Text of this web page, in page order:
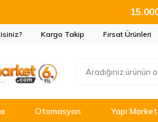
Kargo Takip Fırsat Ürünleri
Otomasyon Yapı Market